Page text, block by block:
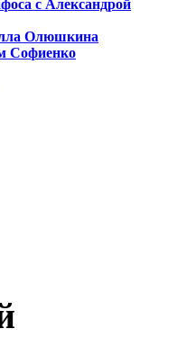
с Александрой
Олюшкина
Софиенко